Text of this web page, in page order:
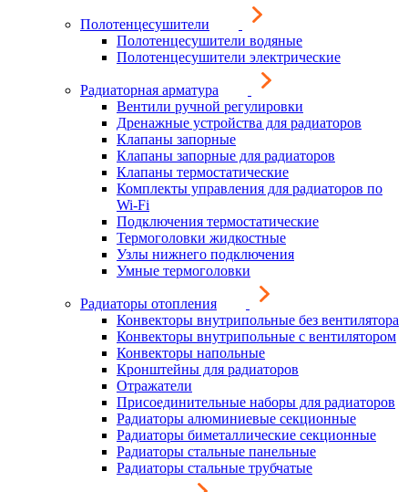
Полотенцесушители
Полотенцесушители водяные
Полотенцесушители электрические
Радиаторная арматура
Вентили ручной регулировки
Дренажные устройства для радиаторов
Клапаны запорные
Клапаны запорные для радиаторов
Клапаны термостатические
Комплекты управления для радиаторов по
Wi-Fi
Подключения термостатические
Термоголовки жидкостные
Узлы нижнего подключения
Умные термоголовки
Радиаторы отопления
Конвекторы внутрипольные без вентилятора
Конвекторы внутрипольные с вентилятором
Конвекторы напольные
Кронштейны для радиаторов
Отражатели
Присоединительные наборы для радиаторов
Радиаторы алюминиевые секционные
Радиаторы биметаллические секционные
Радиаторы стальные панельные
Радиаторы стальные трубчатые